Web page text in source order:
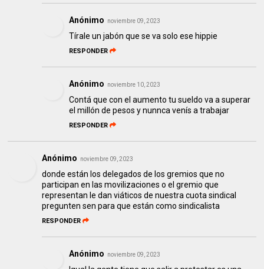
Anónimo noviembre 09, 2023
Tírale un jabón que se va solo ese hippie
RESPONDER
Anónimo noviembre 10, 2023
Contá que con el aumento tu sueldo va a superar
el millón de pesos y nunnca venís a trabajar
RESPONDER
Anónimo noviembre 09, 2023
donde están los delegados de los gremios que no
participan en las movilizaciones o el gremio que
representan le dan viáticos de nuestra cuota sindical
pregunten sen para que están como sindicalista
RESPONDER
Anónimo noviembre 09, 2023